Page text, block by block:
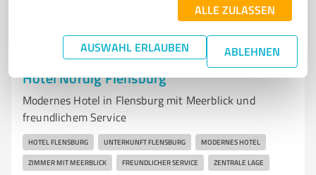
ALLE ZULASSEN
AUSWAHL ERLAUBEN ABLEHNEN
Hotels & Unterkünfte
Hotel Nordig Flensburg
Modernes Hotel in Flensburg mit Meerblick und
freundlichem Service
HOTEL FLENSBURG UNTERKUNFT FLENSBURG MODERNES HOTEL
ZIMMER MIT MEERBLICK FREUNDLICHER SERVICE ZENTRALE LAGE